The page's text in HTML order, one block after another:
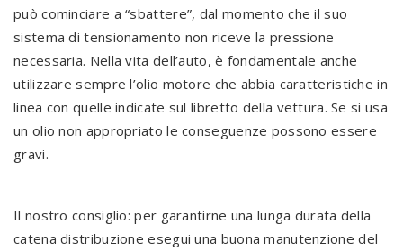
può cominciare a “sbattere”, dal momento che il suo
sistema di tensionamento non riceve la pressione
necessaria. Nella vita dell’auto, è fondamentale anche
utilizzare sempre l’olio motore che abbia caratteristiche in
linea con quelle indicate sul libretto della vettura. Se si usa
un olio non appropriato le conseguenze possono essere
gravi.
Il nostro consiglio: per garantirne una lunga durata della
catena distribuzione esegui una buona manutenzione del